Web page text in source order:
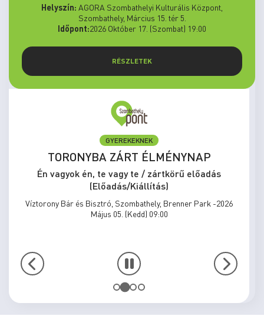
Helyszín: AGORA Szombathelyi Kulturális Központ,
Szombathely, Március 15. tér 5.
Időpont:2026 Október 17. (Szombat) 19:00
RÉSZLETEK
GYEREKEKNEK
TORONYBA ZÁRT ÉLMÉNYNAP
Én vagyok én, te vagy te / zártkörű előadás
(Előadás/Kiállítás)
Víztorony Bár és Bisztró, Szombathely, Brenner Park -2026
Május 05. (Kedd) 09:00